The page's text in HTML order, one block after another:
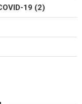
19 (2)